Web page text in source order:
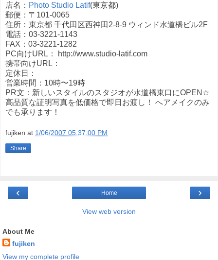
店名： Photo Studio Latif(東京都)
郵便：〒101-0065
住所：東京都 千代田区西神田2-8-9 ウィンド水道橋ビル2F
電話：03-3221-1143
FAX：03-3221-1282
PC向けURL： http://www.studio-latif.com
携帯向けURL：
定休日：
営業時間：10時〜19時
PR文：新しいスタイルのスタジオが水道橋東口にOPEN☆
高品質な証明写真を低価格で即日お渡し！ へアメイクのみ
でも承ります！
fujiken at 1/06/2007 05:37:00 PM
Share
‹ ›
Home
View web version
About Me
fujiken
View my complete profile